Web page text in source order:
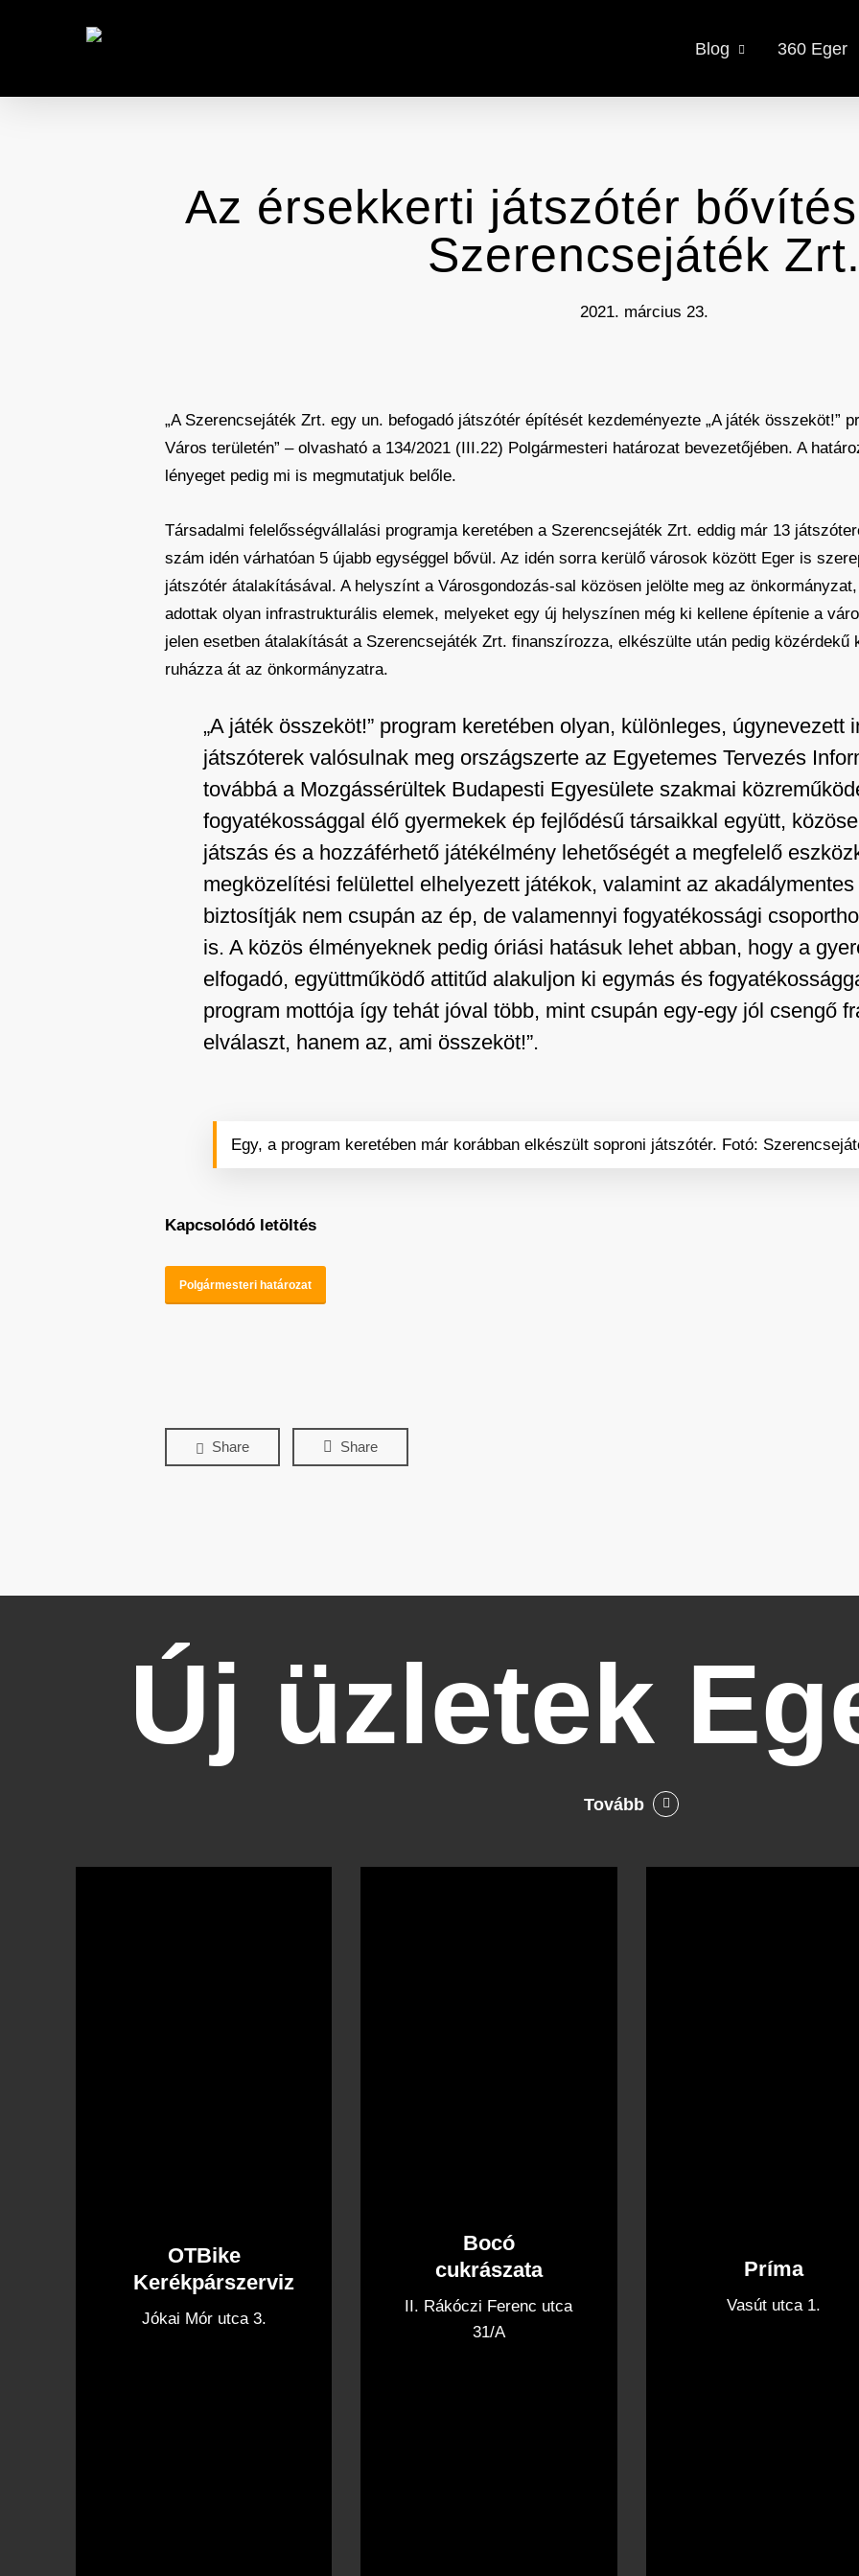
content
Blog 360 Eger
Az érsekkerti játszótér
Szerencsejáték Zrt.
2021. március 23.
„A Szerencsejáték Zrt. egy un. befogadó játszótér építését kezdeményezte „A játék összeköt!”
Város területén” – olvasható a 134/2021 (III.22) Polgármesteri határozat bevezetőjében. A
lényeget pedig mi is megmutatjuk belőle.
Társadalmi felelősségvállalási programja keretében a Szerencsejáték Zrt. eddig már 13
szám idén várhatóan 5 újabb egységgel bővül. Az idén sorra kerülő városok között Eger is
játszótér átalakításával. A helyszínt a Városgondozás-sal közösen jelölte meg az
adottak olyan infrastrukturális elemek, melyeket egy új helyszínen még ki kellene építenie a
jelen esetben átalakítását a Szerencsejáték Zrt. finanszírozza, elkészülte után pedig közérdekű
ruházza át az önkormányzatra.
„A játék összeköt!” program keretében olyan, különleges, úgynevezett
játszóterek valósulnak meg országszerte az Egyetemes Tervezés
továbbá a Mozgássérültek Budapesti Egyesülete szakmai
fogyatékossággal élő gyermekek ép fejlődésű társaikkal együtt,
játszás és a hozzáférhető játékélmény lehetőségét a megfelelő
megközelítési felülettel elhelyezett játékok, valamint az
biztosítják nem csupán az ép, de valamennyi fogyatékossági
is. A közös élményeknek pedig óriási hatásuk lehet abban, hogy a
elfogadó, együttműködő attitűd alakuljon ki egymás és
program mottója így tehát jóval több, mint csupán egy-egy jól csengő
elválaszt, hanem az, ami összeköt!”.
Egy, a program keretében már korábban elkészült soproni játszótér. Fotó:
Kapcsolódó letöltés
Polgármesteri határozat
Share Share
Új üzletek
Tovább
OTBike
Kerékpárszerviz
Jókai Mór utca 3.
Bocó
cukrászata
II. Rákóczi Ferenc utca
31/A
Príma
Vasút utca 1.